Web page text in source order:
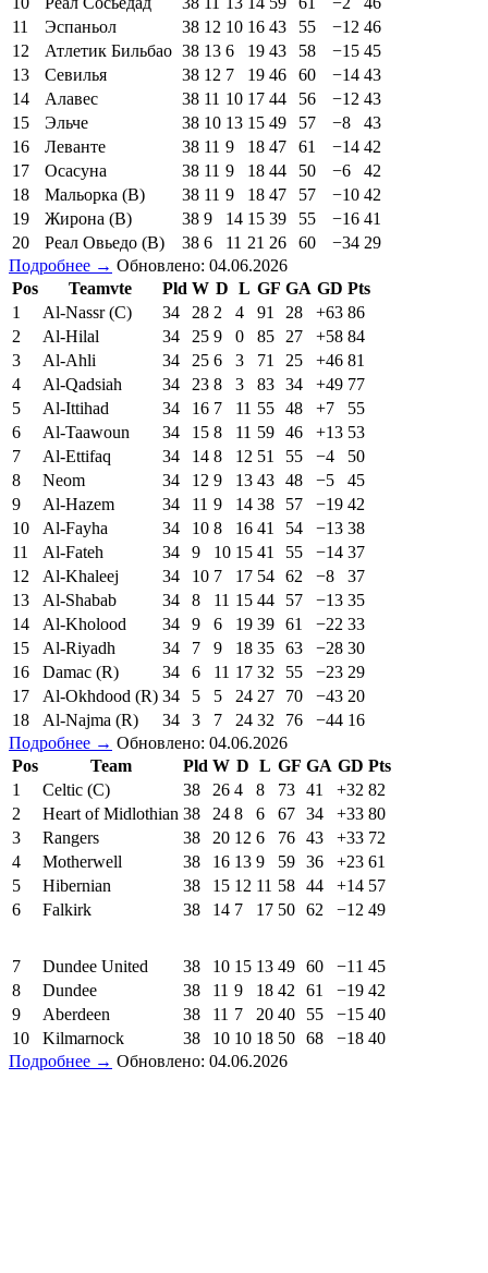
11
Эспаньол 38 12 10 16 43 55 −12 46
12
Атлетик Бильбао 38 13 6 19 43 58 −15 45
13
Севилья 38 12 7 19 46 60 −14 43
14
Алавес 38 11 10 17 44 56 −12 43
15
Эльче 38 10 13 15 49 57 −8
43
16
Леванте 38 11 9 18 47 61 −14 42
17
Осасуна 38 11 9 18 44 50 −6
42
18
Мальорка (В) 38 11 9 18 47 57 −10 42
19
Жирона (В) 38 9 14 15 39 55 −16 41
20
Реал Овьедо (В) 38 6 11 21 26 60 −34 29
Подробнее → Обновлено: 04.06.2026
Pos
Teamvte Pld W D L GF GA GD Pts
1
Al-Nassr (C) 34 28 2 4 91 28 +63 86
2
Al-Hilal 34 25 9 0 85 27 +58 84
3
Al-Ahli 34 25 6 3 71 25 +46 81
4
Al-Qadsiah 34 23 8 3 83 34 +49 77
5
Al-Ittihad 34 16 7 11 55 48 +7
55
6
Al-Taawoun 34 15 8 11 59 46 +13 53
7
Al-Ettifaq 34 14 8 12 51 55 −4
50
8
Neom 34 12 9 13 43 48 −5
45
9
Al-Hazem 34 11 9 14 38 57 −19 42
10
Al-Fayha 34 10 8 16 41 54 −13 38
11
Al-Fateh 34 9 10 15 41 55 −14 37
12
Al-Khaleej 34 10 7 17 54 62 −8
37
13
Al-Shabab 34 8 11 15 44 57 −13 35
14
Al-Kholood 34 9 6 19 39 61 −22 33
15
Al-Riyadh 34 7 9 18 35 63 −28 30
16
Damac (R) 34 6 11 17 32 55 −23 29
17
Al-Okhdood (R) 34 5 5 24 27 70 −43 20
18
Al-Najma (R) 34 3 7 24 32 76 −44 16
Подробнее → Обновлено: 04.06.2026
Pos
Team Pld W D L GF GA GD Pts
1
Celtic (C) 38 26 4 8 73 41 +32 82
2
Heart of Midlothian 38 24 8 6 67 34 +33 80
3
Rangers 38 20 12 6 76 43 +33 72
4
Motherwell 38 16 13 9 59 36 +23 61
5
Hibernian 38 15 12 11 58 44 +14 57
6
Falkirk 38 14 7 17 50 62 −12 49
7 Dundee United 38 10 15 13 49 60 −11 45
8
Dundee 38 11 9 18 42 61 −19 42
9
Aberdeen 38 11 7 20 40 55 −15 40
10
Kilmarnock 38 10 10 18 50 68 −18 40
Подробнее → Обновлено: 04.06.2026